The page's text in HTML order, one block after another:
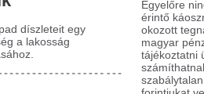
a
A Fővárosi Főügyészség
pénzbüntetés kiszabását
férfi ellen, aki a 2022-es
választásokon úgy indult
ehhez hamis ajánlásokat